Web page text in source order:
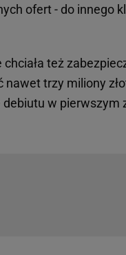
ofert - do innego
też
trzy miliony
w pierwszym